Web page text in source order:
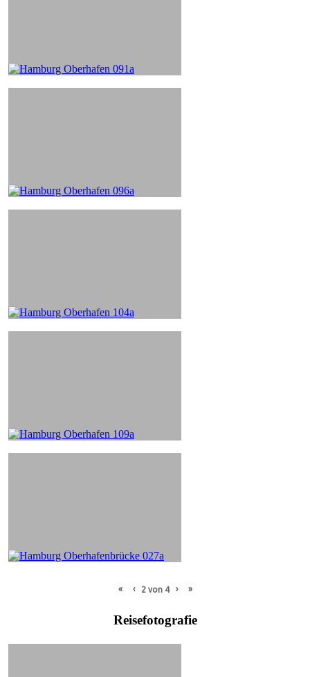
« ‹ 2von 4 › »
Reisefotografie